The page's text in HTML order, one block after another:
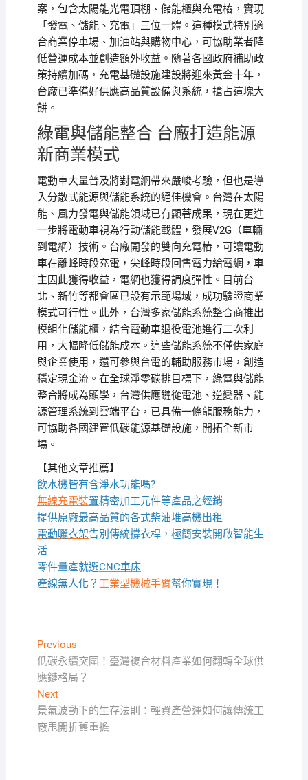
案，包含太陽能光電頂棚、儲能櫃與充電樁，實現
「發電、儲能、充電」三位一體。這種模式特別適
合商業停車場、加油站與購物中心，可協助業者降
低營運成本並創造額外收益。隨著各國政府補助政
策持續加碼，充電基礎設施建設將迎來黃金十年，
台廠已準備好供應高品質設備與系統，搶占這塊大
餅。
綠電與儲能整合 台廠打造能源
新商業模式
電動車大量普及將對電網帶來嚴峻考驗，但也是導
入分散式能源與儲能系統的絕佳機會。台灣在太陽
能、風力發電與儲能領域已有顯著成果，現在更進
一步將電動車視為行動儲能載體，發展V2G（車輛
到電網）技術。台廠開發的雙向充電樁，可讓電動
車在離峰時段充電，尖峰時段回售電力給電網，車
主因此獲得收益，電網也獲得調度彈性。目前台
北、新竹等都會區已設有示範場域，成功驗證商業
模式可行性。此外，台灣多家儲能系統整合商推出
模組化儲能櫃，結合電動車退役電池進行二次利
用，大幅降低儲能成本。這些儲能系統不僅供家庭
與企業使用，還可參與台電的輔助服務市場，創造
穩定現金流。在全球淨零碳排目標下，綠電與儲能
整合將成為顯學，台灣供應鏈從電池、逆變器、能
源管理系統到雲端平台，已具備一條龍服務能力，
可協助各國建置低碳能源基礎設施，開拓全新市
場。
【其他文章推薦】
飲水機皆有含淨水功能嗎?
無線充電裝置精密加工元件等產品之經銷
提供原廠最高品質的各式柴油堆高機出租
電動曬衣架告別傳統撐衣桿，極簡安裝開啟智能生
活
零件量產就選CNC車床
產線無人化？ 工業型機械手臂幫你實現！
文
章
導
覽
PreviousPrevious
post:
低碳永續突圍！臺灣複合材料產業如何翻轉全球供
應鏈格局？
NextNext
post:
景氣波動下的生存法則：輕資產營運如何讓傳統工
廠甩開折舊重擔